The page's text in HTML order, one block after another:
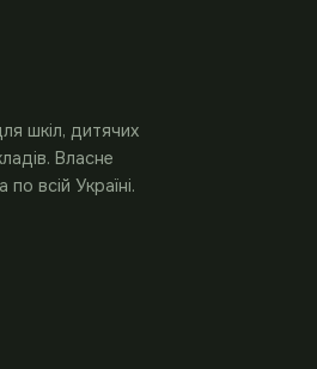
шкіл, дитячих
Власне
всій Україні.